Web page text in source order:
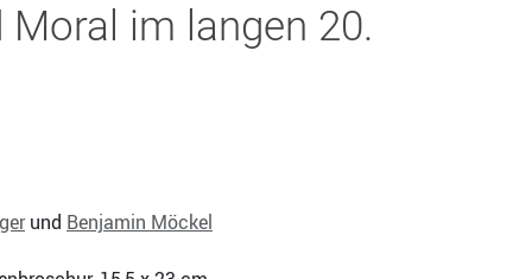
im langen 20.
und Benjamin Möckel